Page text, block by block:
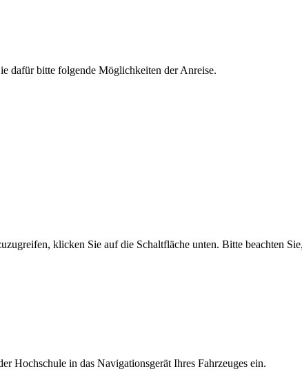
dafür bitte folgende Möglichkeiten der Anreise.
klicken Sie auf die Schaltfläche unten. Bitte beachten
Hochschule in das Navigationsgerät Ihres Fahrzeuges ein.